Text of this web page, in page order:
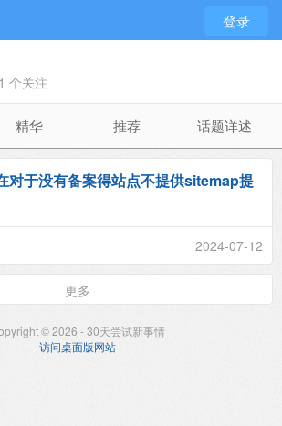
登录
个关注
精华 推荐 话题详述
对于没有备案得站点不提供sitemap提
2024-07-12
更多
© 2026 - 30天尝试新事情
访问桌面版网站